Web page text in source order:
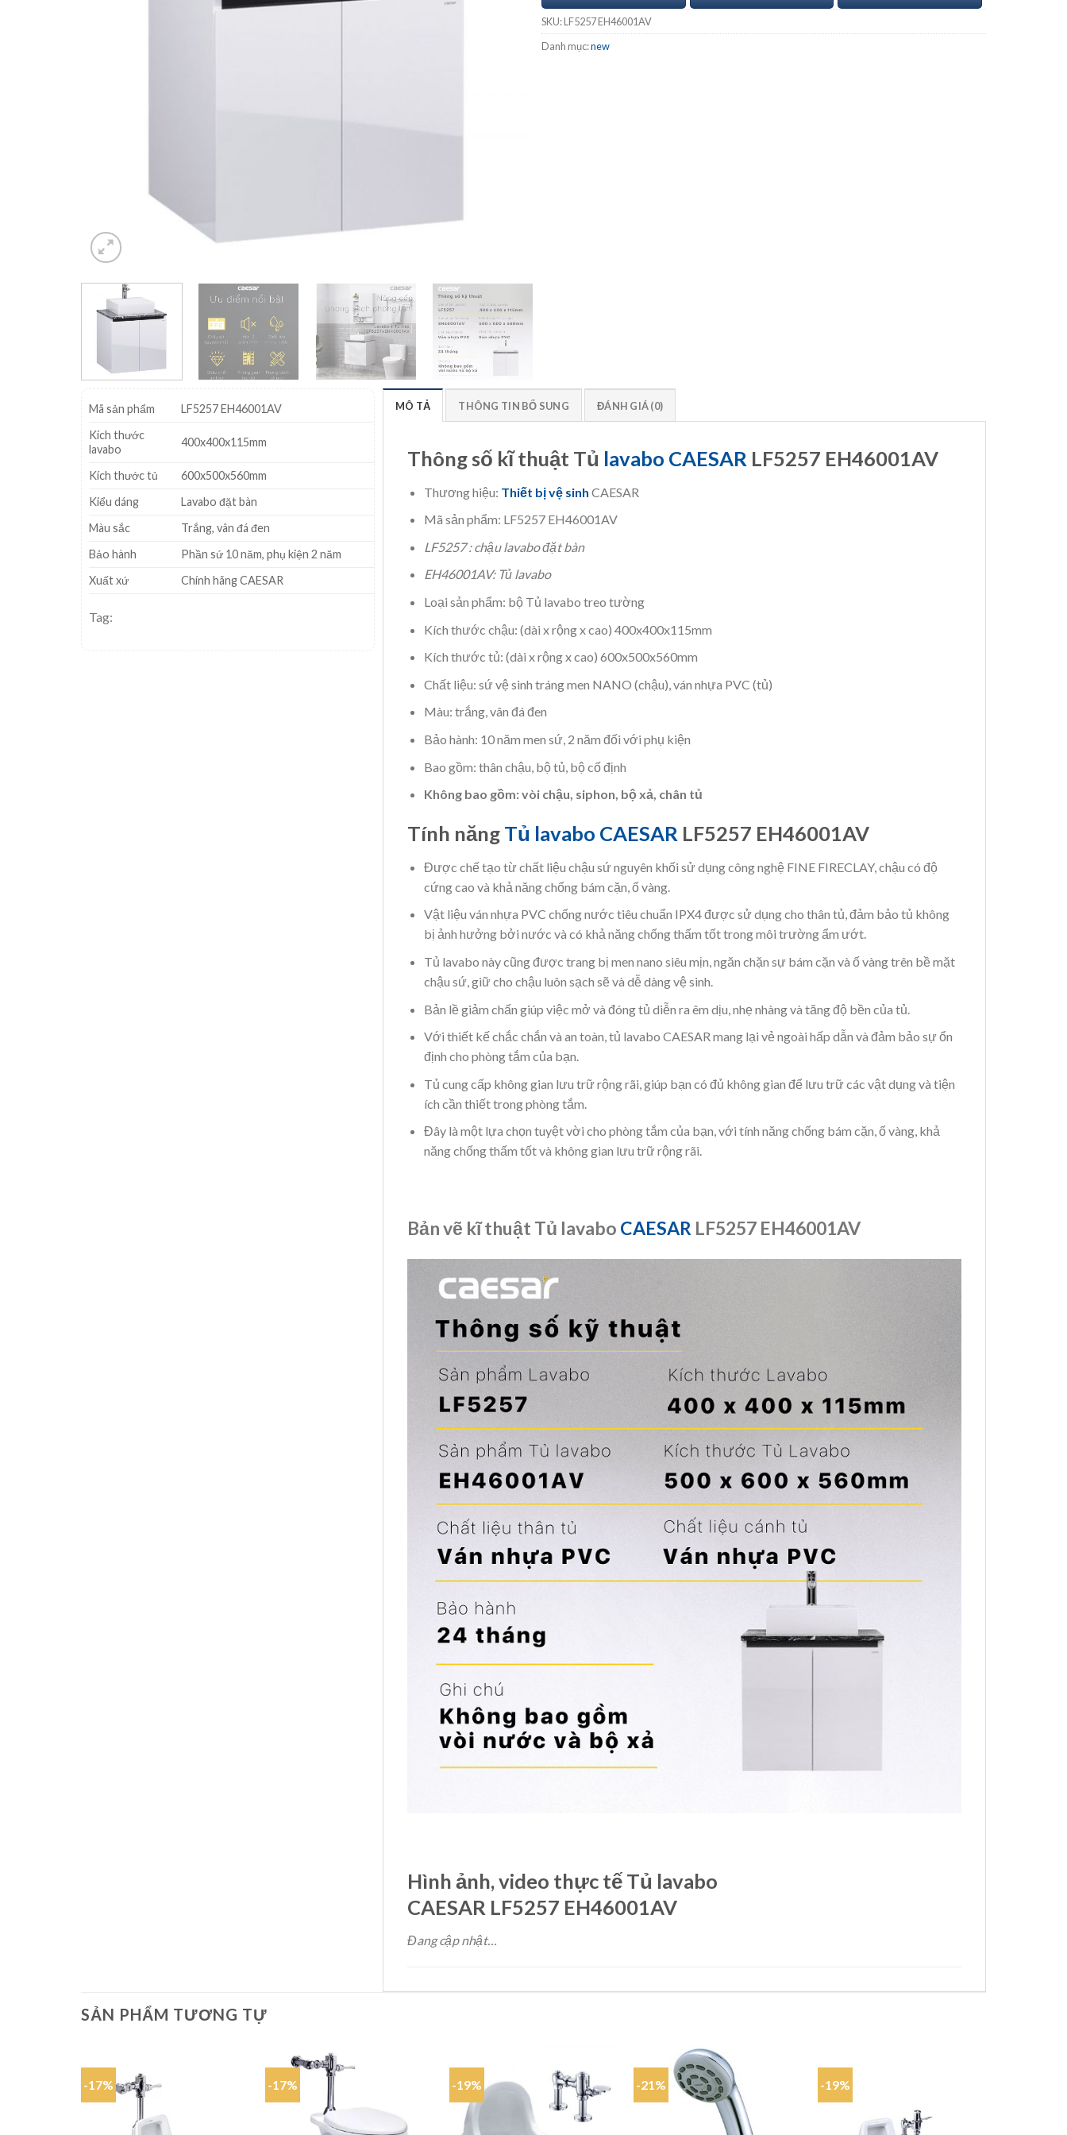
SKU:LF5257 EH46001AV
Danh mục:new
Mã sản phẩm
LF5257 EH46001AV
Kích thước
lavabo
400x400x115mm
Kích thước tủ
600x500x560mm
Kiểu dáng
Lavabo đặt bàn
Màu sắc
Trắng, vân đá đen
Bảo hành
Phần sứ 10 năm, phụ kiện 2 năm
Xuất xứ
Chính hãng CAESAR
Tag:
MÔ TẢ THÔNG TIN BỔ SUNG ĐÁNH GIÁ (0)
Thông số kĩ thuật Tủ lavabo CAESAR LF5257 EH46001AV
Thương hiệu: Thiết bị vệ sinh CAESAR
Mã sản phẩm: LF5257 EH46001AV
LF5257 : chậu lavabo đặt bàn
EH46001AV: Tủ lavabo
Loại sản phẩm: bộ Tủ lavabo treo tường
Kích thước chậu: (dài x rộng x cao) 400x400x115mm
Kích thước tủ: (dài x rộng x cao) 600x500x560mm
Chất liệu: sứ vệ sinh tráng men NANO (chậu), ván nhựa PVC (tủ)
Màu: trắng, vân đá đen
Bảo hành: 10 năm men sứ, 2 năm đối với phụ kiện
Bao gồm: thân chậu, bộ tủ, bộ cố định
Không bao gồm: vòi chậu, siphon, bộ xả, chân tủ
Tính năng Tủ lavabo CAESAR LF5257 EH46001AV
Được chế tạo từ chất liệu chậu sứ nguyên khối sử dụng công nghệ FINE FIRECLAY, chậu có độ
cứng cao và khả năng chống bám cặn, ố vàng.
Vật liệu ván nhựa PVC chống nước tiêu chuẩn IPX4 được sử dụng cho thân tủ, đảm bảo tủ không
bị ảnh hưởng bởi nước và có khả năng chống thấm tốt trong môi trường ẩm ướt.
Tủ lavabo này cũng được trang bị men nano siêu mịn, ngăn chặn sự bám cặn và ố vàng trên bề mặt
chậu sứ, giữ cho chậu luôn sạch sẽ và dễ dàng vệ sinh.
Bản lề giảm chấn giúp việc mở và đóng tủ diễn ra êm dịu, nhẹ nhàng và tăng độ bền của tủ.
Với thiết kế chắc chắn và an toàn, tủ lavabo CAESAR mang lại vẻ ngoài hấp dẫn và đảm bảo sự ổn
định cho phòng tắm của bạn.
Tủ cung cấp không gian lưu trữ rộng rãi, giúp bạn có đủ không gian để lưu trữ các vật dụng và tiện
ích cần thiết trong phòng tắm.
Đây là một lựa chọn tuyệt vời cho phòng tắm của bạn, với tính năng chống bám cặn, ố vàng, khả
năng chống thấm tốt và không gian lưu trữ rộng rãi.
Bản vẽ kĩ thuật Tủ lavabo CAESAR LF5257 EH46001AV
Hình ảnh, video thực tế Tủ lavabo
CAESAR LF5257 EH46001AV
Đang cập nhật…
SẢN PHẨM TƯƠNG TỰ
-17% -17% -19% -21% -19%